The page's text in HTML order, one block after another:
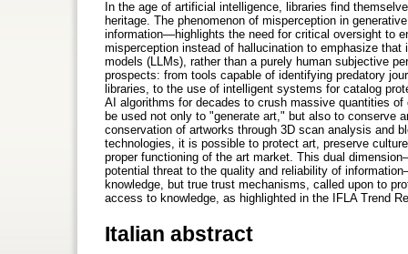
In the age of artificial intelligence, libraries find
heritage. The phenomenon of misperception in
information—highlights the need for critical oversight to
misperception instead of hallucination to emphasize
models (LLMs), rather than a purely human subjective
prospects: from tools capable of identifying predatory
libraries, to the use of intelligent systems for catalog
AI algorithms for decades to crush massive quantities
be used not only to "generate art," but also to conserve
conservation of artworks through 3D scan analysis and
technologies, it is possible to protect art, preserve
proper functioning of the art market. This dual
potential threat to the quality and reliability of
knowledge, but true trust mechanisms, called upon to
access to knowledge, as highlighted in the IFLA Trend
Italian abstract